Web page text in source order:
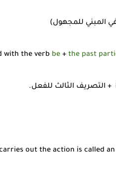
المبني للمجهول)
with the verb be + the past
out the action is called